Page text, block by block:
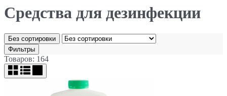
Средства для дезинфекции
Без сортировки
Фильтры
Товаров: 164